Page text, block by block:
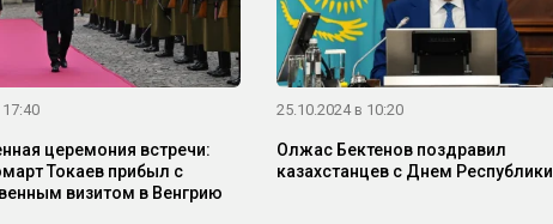
церемония встречи:
Токаев прибыл с
визитом в Венгрию
25.10.2024 в 10:20
Олжас Бектенов поздравил
казахстанцев с Днем Республики